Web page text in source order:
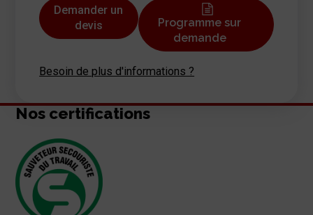
Demander un
devis
Programme sur
demande
Besoin de plus d'informations ?
Nos certifications